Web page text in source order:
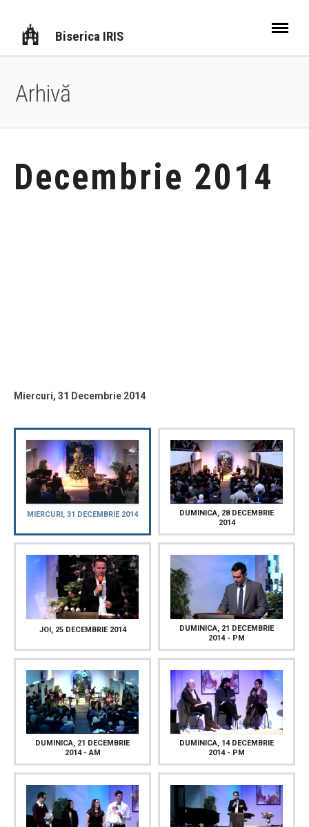
Biserica IRIS
Arhivă
Decembrie 2014
Miercuri, 31 Decembrie 2014
MIERCURI, 31 DECEMBRIE 2014
DUMINICA, 28 DECEMBRIE
2014
JOI, 25 DECEMBRIE 2014
DUMINICA, 21 DECEMBRIE
2014 - PM
DUMINICA, 21 DECEMBRIE
2014 - AM
DUMINICA, 14 DECEMBRIE
2014 - PM